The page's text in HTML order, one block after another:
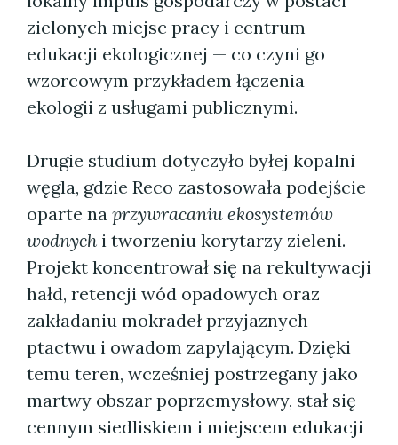
zielonych miejsc pracy i centrum
edukacji ekologicznej — co czyni go
wzorcowym przykładem łączenia
ekologii z usługami publicznymi.
Drugie studium dotyczyło byłej kopalni
węgla, gdzie Reco zastosowała podejście
oparte na przywracaniu ekosystemów
wodnych i tworzeniu korytarzy zieleni.
Projekt koncentrował się na rekultywacji
hałd, retencji wód opadowych oraz
zakładaniu mokradeł przyjaznych
ptactwu i owadom zapylającym. Dzięki
temu teren, wcześniej postrzegany jako
martwy obszar poprzemysłowy, stał się
cennym siedliskiem i miejscem edukacji